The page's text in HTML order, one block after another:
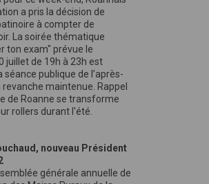
a pris la décision de
à compter de
La soirée thématique
ton exam" prévue le
juillet de 19h à 23h est
séance publique de l’après-
maintenue. Rappel
de Roanne se transforme
rollers durant l'été.
nouveau Président
générale annuelle de